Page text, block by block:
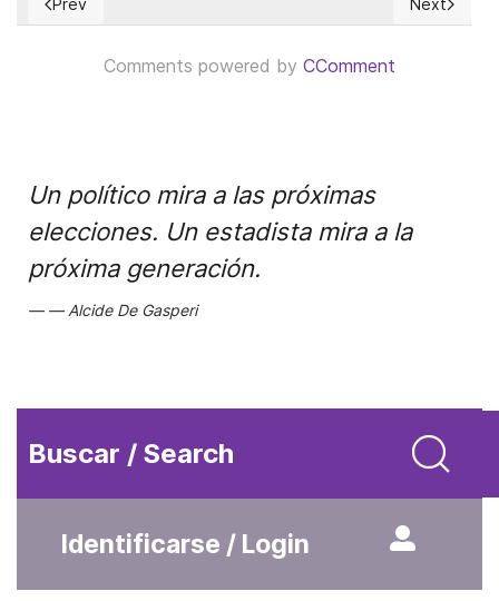
Previous article: The true US House of Representatives
Next
Comments powered by CComment
Un político mira a las próximas
elecciones. Un estadista mira a la
próxima generación.
Alcide De Gasperi
Buscar / Search
Identificarse / Login